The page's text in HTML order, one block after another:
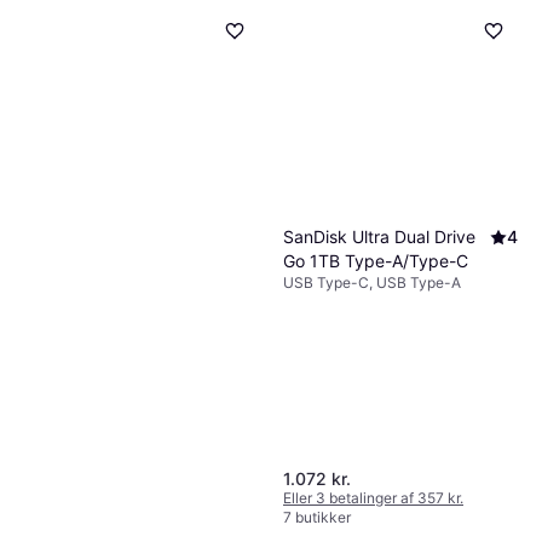
SanDisk Ultra Dual Drive
Go 1TB Type-A/Type-C
4
USB Type-C, USB Type-A
1.072 kr.
Eller 3 betalinger af 357 kr.
7 butikker